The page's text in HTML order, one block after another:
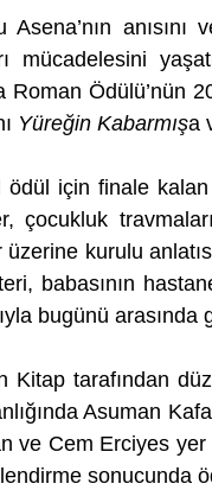
Asena’nın
mücadelesini
Roman Ödülü’nün
Yüreğin Kabarmışa
ödül için finale
çocukluk
üzerine kurulu
babasının
bugünü
Kitap tarafından
Asuman
ve Cem Erciyes yer
sonucunda